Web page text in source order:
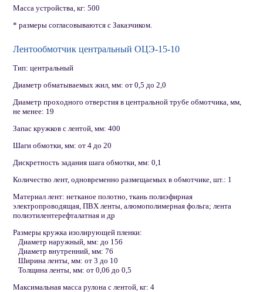
Масса устройства, кг: 500
* размеры согласовываются с Заказчиком.
Лентообмотчик центральный ОЦЭ-15-10
Тип: центральный
Диаметр обматываемых жил, мм: от 0,5 до 2,0
Диаметр проходного отверстия в центральной трубе обмотчика, мм,
не менее: 19
Запас кружков с лентой, мм: 400
Шаги обмотки, мм: от 4 до 20
Дискретность задания шага обмотки, мм: 0,1
Количество лент, одновременно размещаемых в обмотчике, шт.: 1
Материал лент: нетканое полотно, ткань полиэфирная
электропроводящая, ПВХ ленты, алюмополимерная фольга; лента
полиэтилентерефталатная и др
Размеры кружка изолирующей пленки:
Диаметр наружный, мм: до 156
Диаметр внутренний, мм: 76
Ширина ленты, мм: от 3 до 10
Толщина ленты, мм: от 0,06 до 0,5
Максимальная масса рулона с лентой, кг: 4